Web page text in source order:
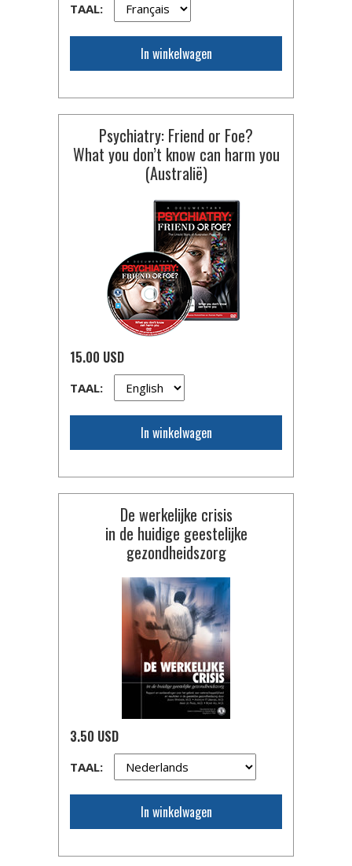
TAAL:
In winkelwagen
Psychiatry: Friend or Foe?
What you don’t know can harm you
(Australië)
15.00 USD
TAAL:
In winkelwagen
De werkelijke crisis
in de huidige geestelijke
gezondheidszorg
3.50 USD
TAAL:
In winkelwagen